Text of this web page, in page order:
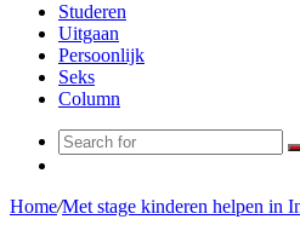
Studeren
Uitgaan
Persoonlijk
Seks
Column
Home/Met stage kinderen helpen in